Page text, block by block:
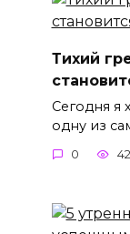
Тихий
Сегодня я
одну из
0